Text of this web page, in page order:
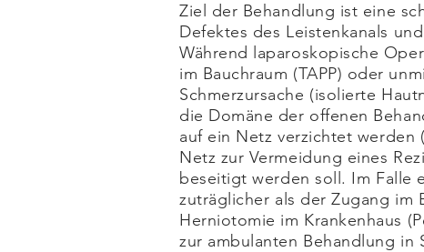
Ziel der Behandlung ist eine
Defektes des Leistenkanals
Während laparoskopische
im Bauchraum (TAPP) oder
Schmerzursache (isolierte
die Domäne der offenen
auf ein Netz verzichtet werden
Netz zur Vermeidung eines
beseitigt werden soll. Im Falle
zuträglicher als der Zugang im
Herniotomie im Krankenhaus
zur ambulanten Behandlung in